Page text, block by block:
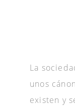
La
unos
existen y